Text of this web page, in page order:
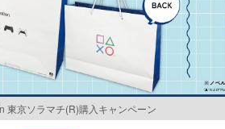
東京ソラマチ(R)購入キャンペーン